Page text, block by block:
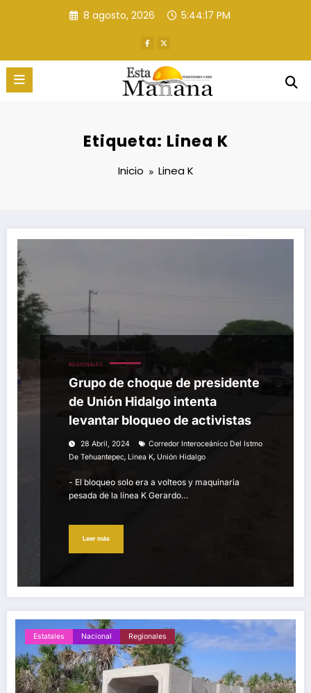
8 agosto, 2026 5:44:18 PM
Etiqueta: Linea K
Inicio Linea K
REGIONALES
Grupo de choque de presidente
de Unión Hidalgo intenta
levantar bloqueo de activistas
28 Abril, 2024
Corredor Interoceánico Del Istmo
De Tehuantepec, Linea K, Unión Hidalgo
- El bloqueo solo era a volteos y maquinaria
pesada de la línea K Gerardo…
Leer más
Estatales Nacional Regionales